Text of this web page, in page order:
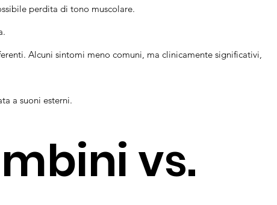
perdita di tono muscolare.
Alcuni sintomi meno comuni, ma clinicamente significativi,
a suoni esterni.
vs.